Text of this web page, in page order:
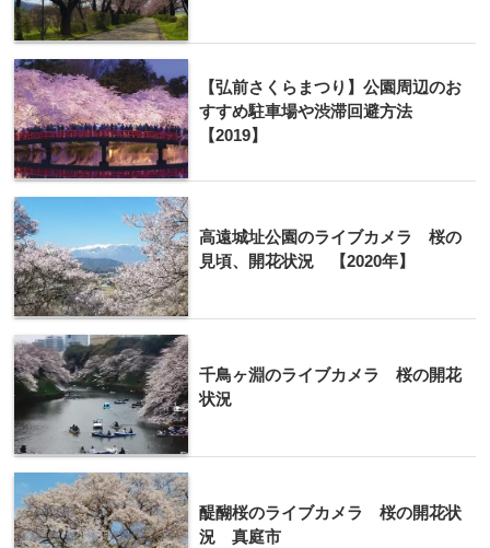
【弘前さくらまつり】公園周辺のお
すすめ駐車場や渋滞回避方法
【2019】
高遠城址公園のライブカメラ 桜の
見頃、開花状況 【2020年】
千鳥ヶ淵のライブカメラ 桜の開花
状況
醍醐桜のライブカメラ 桜の開花状
況 真庭市